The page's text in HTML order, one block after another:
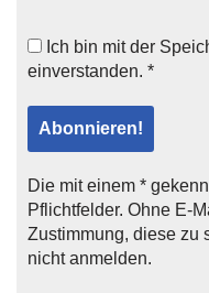
Ich bin mit der
einverstanden. *
Die mit einem *
Pflichtfelder. Ohne E-
Zustimmung, diese zu
nicht anmelden.